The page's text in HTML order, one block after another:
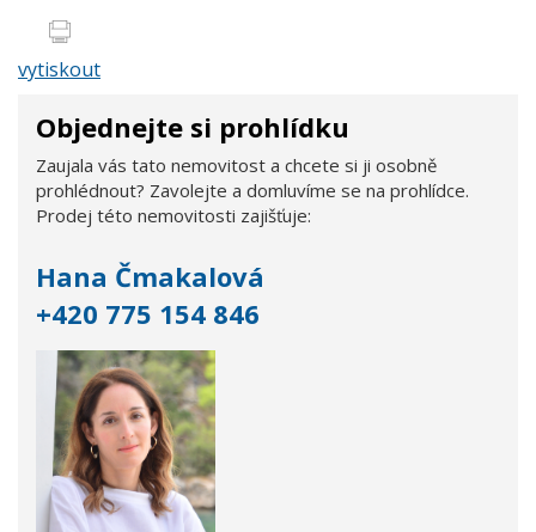
vytiskout
Objednejte si prohlídku
Zaujala vás tato nemovitost a chcete si ji osobně
prohlédnout? Zavolejte a domluvíme se na prohlídce.
Prodej této nemovitosti zajišťuje:
Hana Čmakalová
+420 775 154 846